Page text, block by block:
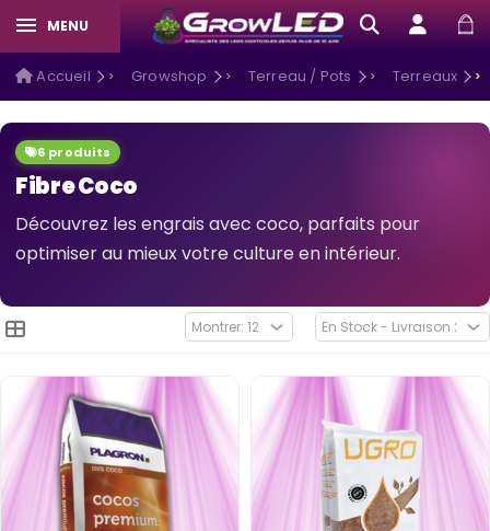
MENU
Accueil Growshop Terreau / Pots Terreaux
6 produits
Fibre Coco
Découvrez les engrais avec coco, parfaits pour
optimiser au mieux votre culture en intérieur.